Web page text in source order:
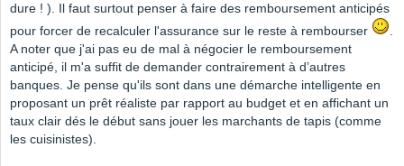
dure ! ). Il faut surtout penser à faire des remboursement anticipés
pour forcer de recalculer l'assurance sur le reste à rembourser
.
A noter que j'ai pas eu de mal à négocier le remboursement
anticipé, il m'a suffit de demander contrairement à d’autres
banques. Je pense qu'ils sont dans une démarche intelligente en
proposant un prêt réaliste par rapport au budget et en affichant un
taux clair dés le début sans jouer les marchants de tapis (comme
les cuisinistes).